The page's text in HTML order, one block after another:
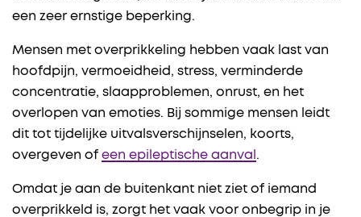
een zeer ernstige beperking.
Mensen met overprikkeling hebben vaak last van
hoofdpijn, vermoeidheid, stress, verminderde
concentratie, slaapproblemen, onrust, en het
overlopen van emoties. Bij sommige mensen leidt
dit tot tijdelijke uitvalsverschijnselen, koorts,
overgeven of een epileptische aanval .
Omdat je aan de buitenkant niet ziet of iemand
overprikkeld is, zorgt het vaak voor onbegrip in je